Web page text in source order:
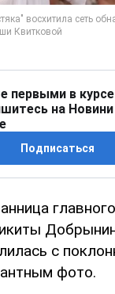
первыми в
на Новини
Подписаться
с
фото.